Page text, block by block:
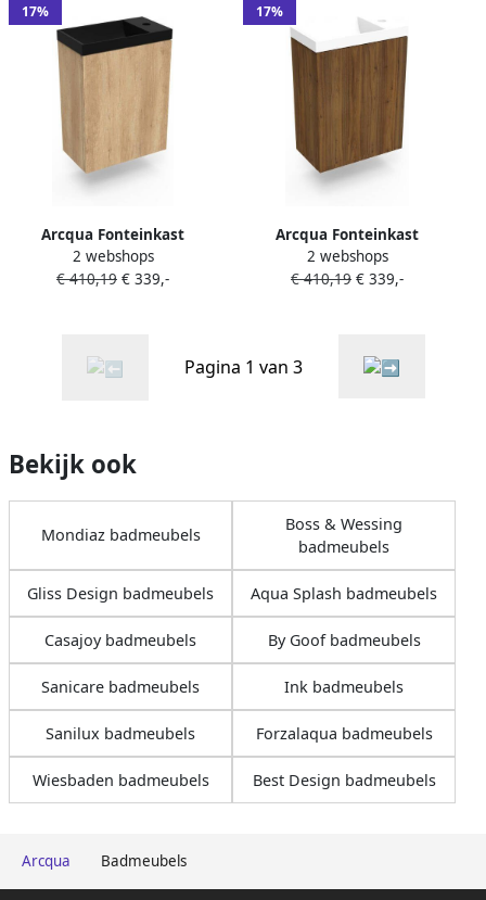
Arcqua Badmeubels
17%
Arcqua Fonteinkast
Nebraska Oak Luna
40x55x28 cm Incl. Fontein
2 webshops
€ 410,19 € 339,-
17%
Arcqua Fonteinkast
Maddison Oak Luna
40x55x28 cm Incl. Fontein
2 webshops
€ 410,19 € 339,-
Pagina 1 van 3
Bekijk ook
Mondiaz badmeubels
Boss & Wessing
badmeubels
Gliss Design badmeubels Aqua Splash badmeubels
Casajoy badmeubels By Goof badmeubels
Sanicare badmeubels Ink badmeubels
Sanilux badmeubels Forzalaqua badmeubels
Wiesbaden badmeubels Best Design badmeubels